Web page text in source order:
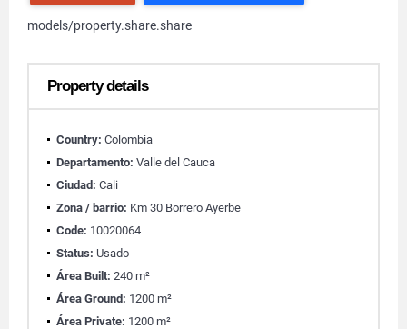
models/property.share.share
Property details
Country: Colombia
Departamento: Valle del Cauca
Ciudad: Cali
Zona / barrio: Km 30 Borrero Ayerbe
Code: 10020064
Status: Usado
Área Built: 240 m²
Área Ground: 1200 m²
Área Private: 1200 m²